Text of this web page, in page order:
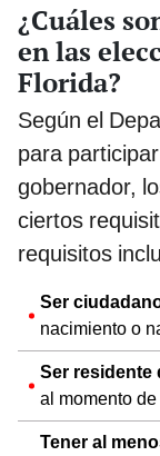
¿Cuáles
en las
Florida?
Según el
para
gobernador,
ciertos
requisitos
Ser
nacimiento o
Ser residente
al momento de
Tener al